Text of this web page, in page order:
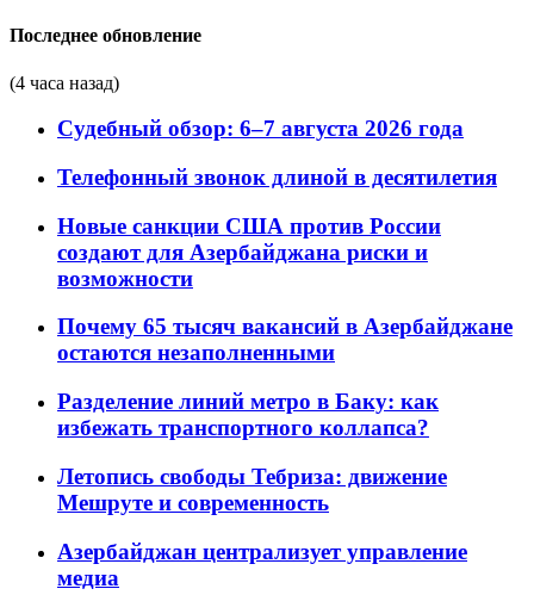
Последнее обновление
(4 часа назад)
Судебный обзор: 6–7 августа 2026 года
Телефонный звонок длиной в десятилетия
Новые санкции США против России
создают для Азербайджана риски и
возможности
Почему 65 тысяч вакансий в Азербайджане
остаются незаполненными
Разделение линий метро в Баку: как
избежать транспортного коллапса?
Летопись свободы Тебриза: движение
Мешруте и современность
Азербайджан централизует управление
медиа